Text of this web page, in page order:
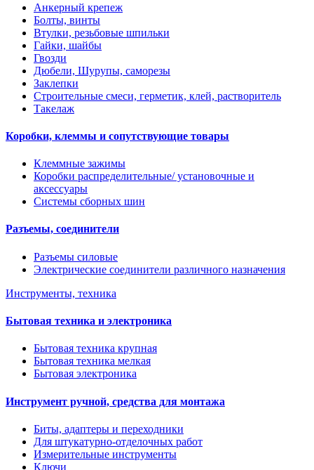
Анкерный крепеж
Болты, винты
Втулки, резьбовые шпильки
Гайки, шайбы
Гвозди
Дюбели, Шурупы, саморезы
Заклепки
Строительные смеси, герметик, клей, растворитель
Такелаж
Коробки, клеммы и сопутствующие товары
Клеммные зажимы
Коробки распределительные/ установочные и
аксессуары
Системы сборных шин
Разъемы, соединители
Разъемы силовые
Электрические соединители различного назначения
Инструменты, техника
Бытовая техника и электроника
Бытовая техника крупная
Бытовая техника мелкая
Бытовая электроника
Инструмент ручной, средства для монтажа
Биты, адаптеры и переходники
Для штукатурно-отделочных работ
Измерительные инструменты
Ключи